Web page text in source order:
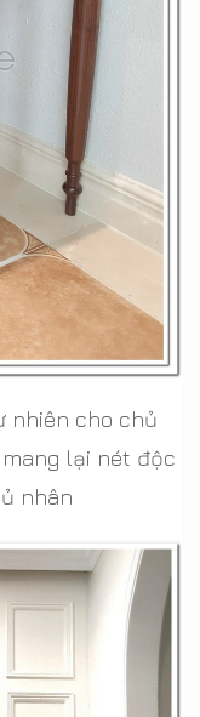
nhiên cho chủ
lại nét độc
nhân